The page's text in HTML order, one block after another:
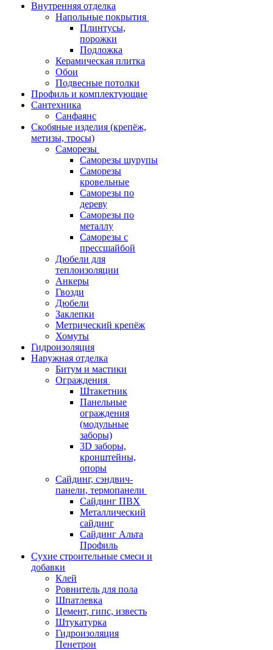
Внутренняя отделка
Напольные покрытия
Плинтусы,
порожки
Подложка
Керамическая плитка
Обои
Подвесные потолки
Профиль и комплектующие
Сантехника
Санфаянс
Скобяные изделия (крепёж,
метизы, тросы)
Саморезы
Саморезы шурупы
Саморезы
кровельные
Саморезы по
дереву
Саморезы по
металлу
Саморезы с
прессшайбой
Дюбели для
теплоизоляции
Анкеры
Гвозди
Дюбели
Заклепки
Метрический крепёж
Хомуты
Гидроизоляция
Наружная отделка
Битум и мастики
Ограждения
Штакетник
Панельные
ограждения
(модульные
заборы)
3D заборы,
кронштейны,
опоры
Cайдинг, сэндвич-
панели, термопанели
Сайдинг ПВХ
Металлический
сайдинг
Сайдинг Альта
Профиль
Сухие строительные смеси и
добавки
Клей
Ровнитель для пола
Шпатлевка
Цемент, гипс, известь
Штукатурка
Гидроизоляция
Пенетрон